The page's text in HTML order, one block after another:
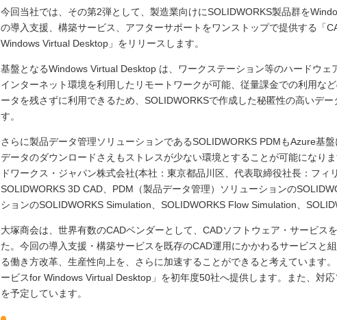
今回当社では、その第2弾として、製造業向けにSOLIDWORKS製品群を
の導入支援、構築サービス、アフターサポートをワンストップで提供する「
Windows Virtual Desktop」をリリースします。
基盤となるWindows Virtual Desktop は、ワークステーション等のハードウェ
インターネット環境を利用したリモートワークが可能、従量課金での利用な
ータを残さずに利用できるため、SOLIDWORKSで作成した秘匿性の高いデ
す。
さらに製品データ管理ソリューションであるSOLIDWORKS PDMもAzure基
データのダウンロードさえもストレスが少ない環境とすることが可能になり
ドワークス・ジャパン株式会社(本社：東京都品川区、代表取締役社長：フィ
SOLIDWORKS 3D CAD、PDM（製品データ管理）ソリューションの
ションのSOLIDWORKS Simulation、SOLIDWORKS Flow Simulation、
大塚商会は、世界有数のCADベンダーとして、CADソフトウェア・サービス
た。今回の導入支援・構築サービスを既存のCAD運用にかかわるサービスと
る働き方改革、生産性向上を、さらに加速することができると考えています
ービスfor Windows Virtual Desktop」を初年度50社へ提供します。また、対
を予定しています。